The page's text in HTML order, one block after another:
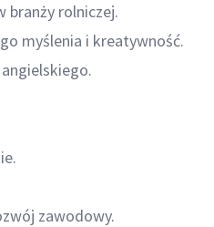
branży rolniczej.
myślenia i kreatywność.
zawodowy.